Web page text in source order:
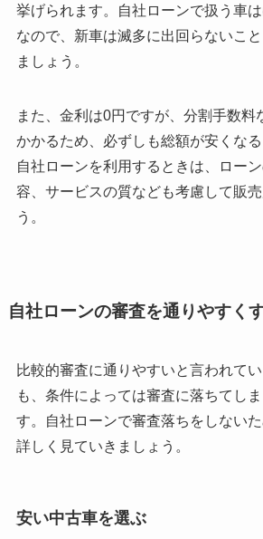
挙げられます。自社ローンで扱う車
なので、新車は滅多に出回らないこ
ましょう。
また、金利は0円ですが、分割手数料
かかるため、必ずしも総額が安くなる
自社ローンを利用するときは、ロー
容、サービスの質なども考慮して販
う。
自社ローンの審査を通りやすく
比較的審査に通りやすいと言われて
も、条件によっては審査に落ちてし
す。自社ローンで審査落ちをしない
詳しく見ていきましょう。
安い中古車を選ぶ